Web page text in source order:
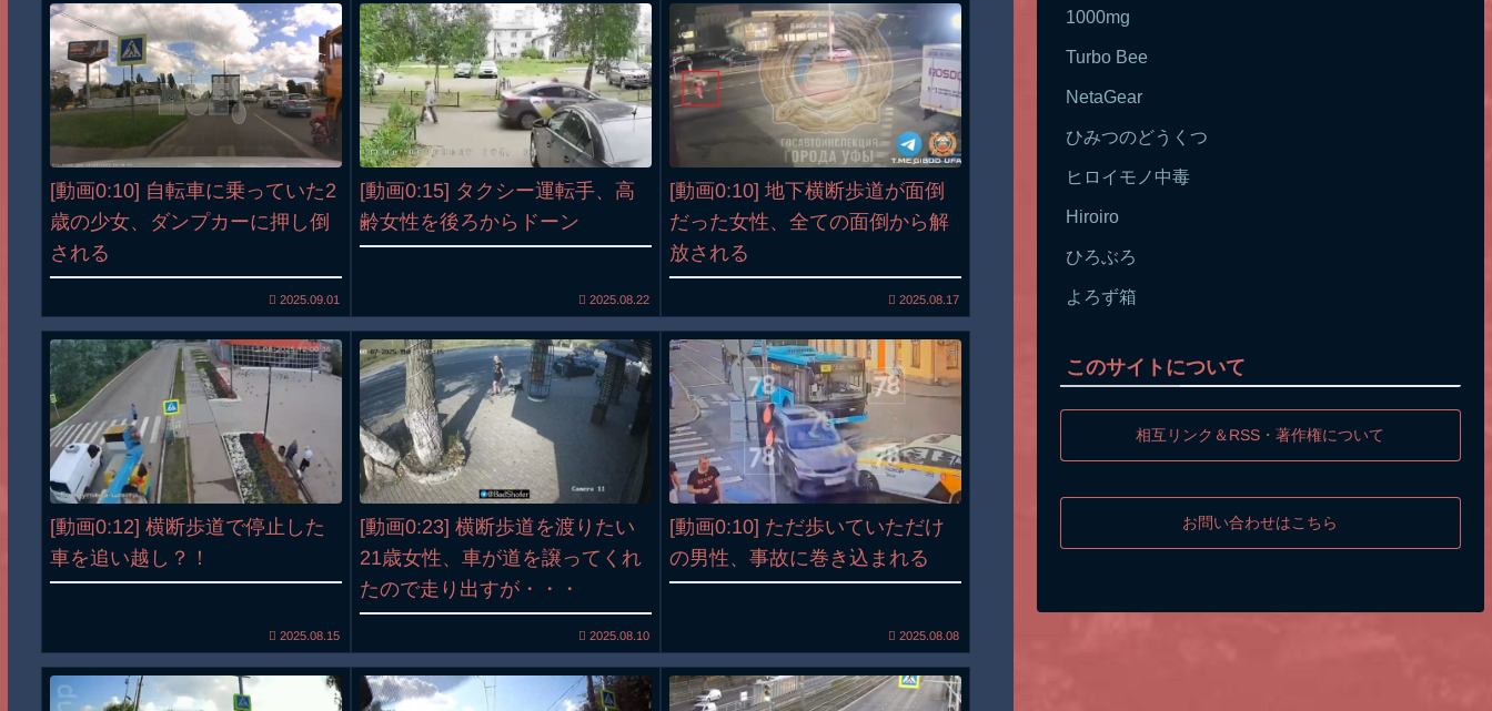
[動画0:10] 自転車に乗っていた2
歳の少女、ダンプカーに押し倒
される
2025.09.01
[動画0:15] タクシー運転手、高
齢女性を後ろからドーン
2025.08.22
[動画0:10] 地下横断歩道が面倒
だった女性、全ての面倒から解
放される
2025.08.17
[動画0:12] 横断歩道で停止した
車を追い越し？！
2025.08.15
[動画0:23] 横断歩道を渡りたい
21歳女性、車が道を譲ってくれ
たので走り出すが・・・
2025.08.10
[動画0:10] ただ歩いていただけ
の男性、事故に巻き込まれる
2025.08.08
1000mg
Turbo Bee
NetaGear
ひみつのどうくつ
ヒロイモノ中毒
Hiroiro
ひろぶろ
よろず箱
このサイトについて
相互リンク＆RSS・著作権について
お問い合わせはこちら